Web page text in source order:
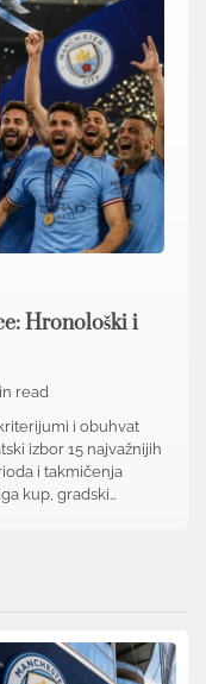
Hronološki i
read
i obuhvat
izbor 15 najvažnijih
i takmičenja
kup, gradski…